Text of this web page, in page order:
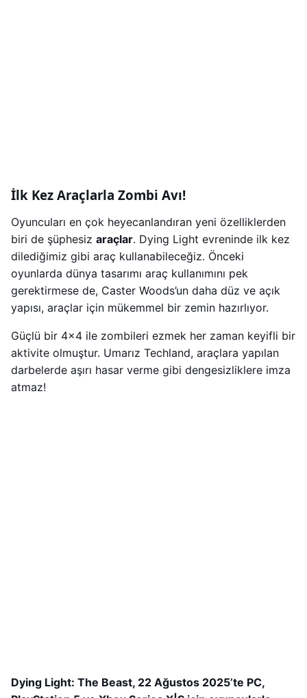
İlk Kez Araçlarla Zombi Avı!
Oyuncuları en çok heyecanlandıran yeni özelliklerden
biri de şüphesiz araçlar. Dying Light evreninde ilk kez
dilediğimiz gibi araç kullanabileceğiz. Önceki
oyunlarda dünya tasarımı araç kullanımını pek
gerektirmese de, Caster Woods’un daha düz ve açık
yapısı, araçlar için mükemmel bir zemin hazırlıyor.
Güçlü bir 4×4 ile zombileri ezmek her zaman keyifli bir
aktivite olmuştur. Umarız Techland, araçlara yapılan
darbelerde aşırı hasar verme gibi dengesizliklere imza
atmaz!
Dying Light: The Beast, 22 Ağustos 2025’te PC,